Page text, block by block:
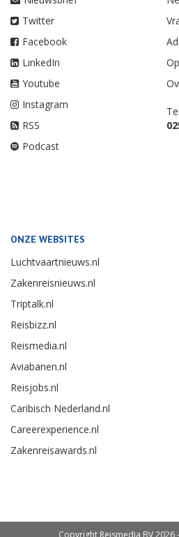
Twitter
Facebook
LinkedIn
Youtube
Instagram
RSS
Podcast
ONZE WEBSITES
Luchtvaartnieuws.nl
Zakenreisnieuws.nl
Triptalk.nl
Reisbizz.nl
Reismedia.nl
Aviabanen.nl
Reisjobs.nl
Caribisch Nederland.nl
Careerexperience.nl
Zakenreisawards.nl
Copyright Reismedia BV 2026 -